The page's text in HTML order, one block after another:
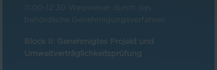
11:00-12:30 Wegweiser durch das
behördliche Genehmigungsverfahren
Block II: Genehmigtes Projekt und
Umweltverträglichkeitsprüfung